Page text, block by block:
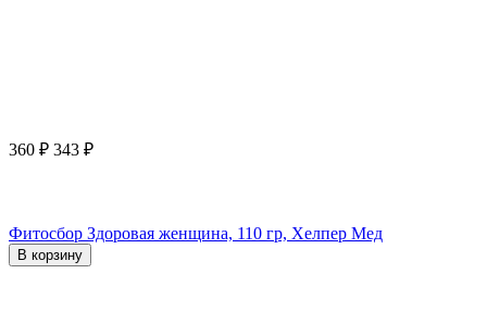
360 ₽ 343 ₽
Фитосбор Здоровая женщина, 110 гр, Хелпер Мед
В корзину